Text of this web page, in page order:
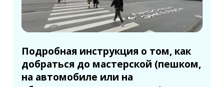
Подробная инструкция о том, как
добраться до мастерской (пешком,
на автомобиле или на